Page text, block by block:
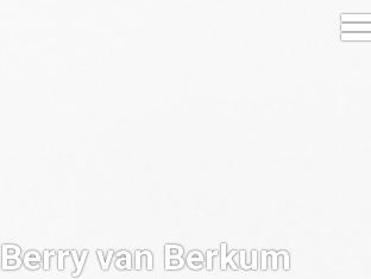
Berry van Berkum